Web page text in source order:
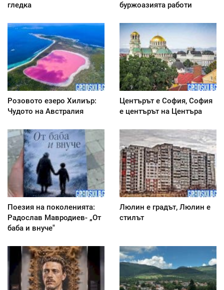
гледка
буржоазията работи
Розовото езеро Хилиър:
Чудото на Австралия
Центърът е София, София
е центърът на Центъра
Поезия на поколенията:
Радослав Мавродиев- „От
баба и внуче"
Люлин е градът, Люлин е
стилът